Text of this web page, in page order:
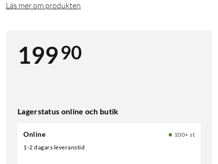
Läs mer om produkten
19990
Lagerstatus online och butik
Online
100+ st
1-2 dagars leveranstid